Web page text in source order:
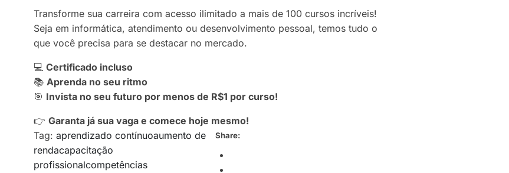
Transforme sua carreira com acesso ilimitado a mais de 100 cursos incríveis!
Seja em informática, atendimento ou desenvolvimento pessoal, temos tudo o
que você precisa para se destacar no mercado.
💻 Certificado incluso
📚 Aprenda no seu ritmo
🎯 Invista no seu futuro por menos de R$1 por curso!
👉 Garanta já sua vaga e comece hoje mesmo!
Tag: aprendizado contínuoaumento de
rendacapacitação
profissionalcompetências
Share: